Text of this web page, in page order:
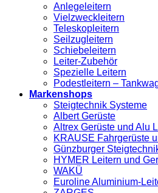
Anlegeleitern
Vielzweckleitern
Teleskopleitern
Seilzugleitern
Schiebeleitern
Leiter-Zubehör
Spezielle Leitern
Podestleitern –
Markenshops
Steigtechnik Systeme
Albert Gerüste
Altrex Gerüste und Alu
KRAUSE Fahrgerüste
Günzburger
HYMER Leitern und
WAKÜ
Euroline Aluminium-